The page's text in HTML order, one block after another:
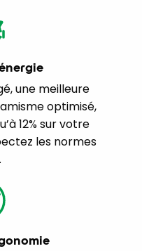
une meilleure
optimisé,
12% sur votre
les normes